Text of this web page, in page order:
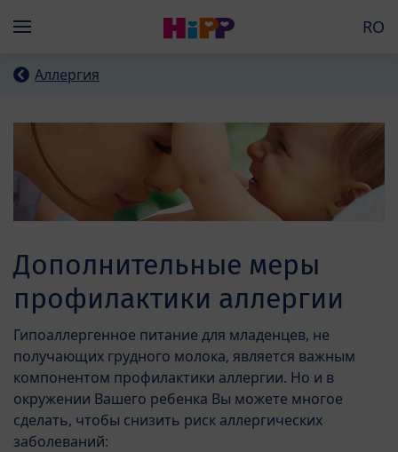
Menü RO
Аллергия
Дополнительные меры
профилактики аллергии
Гипоаллергенное питание для младенцев, не
получающих грудного молока, является важным
компонентом профилактики аллергии. Но и в
окружении Вашего ребенка Вы можете многое
сделать, чтобы снизить риск аллергических
заболеваний: